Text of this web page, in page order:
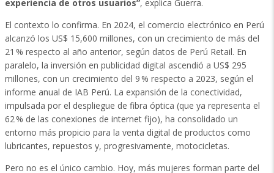
experiencia de otros usuarios”, explica Guerra.
El contexto lo confirma. En 2024, el comercio electrónico en Perú
alcanzó los US$ 15,600 millones, con un crecimiento de más del
21 % respecto al año anterior, según datos de Perú Retail. En
paralelo, la inversión en publicidad digital ascendió a US$ 295
millones, con un crecimiento del 9 % respecto a 2023, según el
informe anual de IAB Perú. La expansión de la conectividad,
impulsada por el despliegue de fibra óptica (que ya representa el
62 % de las conexiones de internet fijo), ha consolidado un
entorno más propicio para la venta digital de productos como
lubricantes, repuestos y, progresivamente, motocicletas.
Pero no es el único cambio. Hoy, más mujeres forman parte del